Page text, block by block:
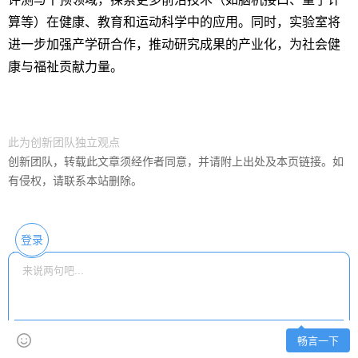
算等）在健康、教育和运动科学中的应用。同时，实验室将
进一步加强产学研合作，推动研究成果的产业化，为社会健
康与福祉贡献力量。
此为创新团队独立观点
创新团队，转载此文章须经作者同意，并请附上出处及本页链接。如
有侵权，请联系本站删除。
登录
畅言一下